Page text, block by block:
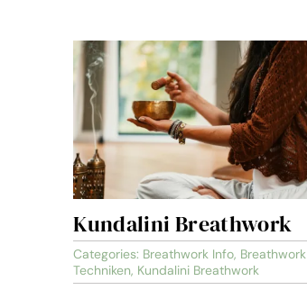
Kundalini Breathwork
Categories: Breathwork Info, Breathwork
Techniken, Kundalini Breathwork